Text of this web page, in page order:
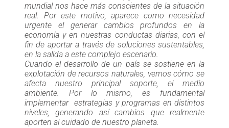
mundial nos hace más conscientes de la situación
real. Por este motivo, aparece como necesidad
urgente el generar cambios profundos en la
economía y en nuestras conductas diarias, con el
fin de aportar a través de soluciones sustentables,
en la salida a este complejo escenario.
Cuando el desarrollo de un país se sostiene en la
explotación de recursos naturales, vemos cómo se
afecta nuestro principal soporte, el medio
ambiente. Por lo mismo, es fundamental
implementar estrategias y programas en distintos
niveles, generando así cambios que realmente
aporten al cuidado de nuestro planeta.